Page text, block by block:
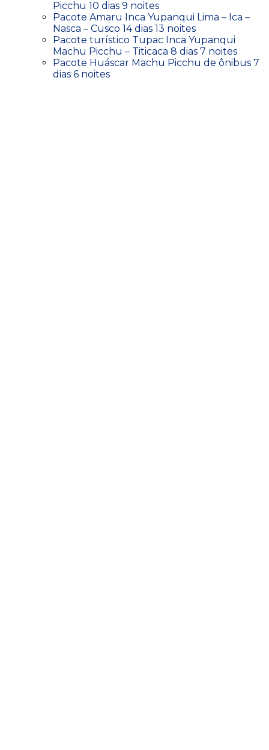
Picchu 10 dias 9 noites
Pacote Amaru Inca Yupanqui Lima – Ica –
Nasca – Cusco 14 dias 13 noites
Pacote turístico Tupac Inca Yupanqui
Machu Picchu – Titicaca 8 dias 7 noites
Pacote Huáscar Machu Picchu de ônibus 7
dias 6 noites